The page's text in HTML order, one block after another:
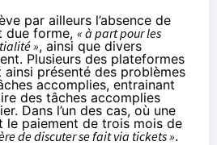
par ailleurs l’absence de
due forme, « à part pour les
», ainsi que divers
Plusieurs des plateformes
ainsi présenté des problèmes
accomplies, entrainant
des tâches accomplies
Dans l’un des cas, où une
le paiement de trois mois de
de discuter se fait via tickets ».